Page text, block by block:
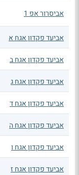
אביסרור אפ 1
אביעד פקדון אגח א
אביעד פקדון אגח ב
אביעד פקדון אגח ג
אביעד פקדון אגח ד
אביעד פקדון אגח ה
אביעד פקדון אגח ו
אביעד פקדון אגח ז